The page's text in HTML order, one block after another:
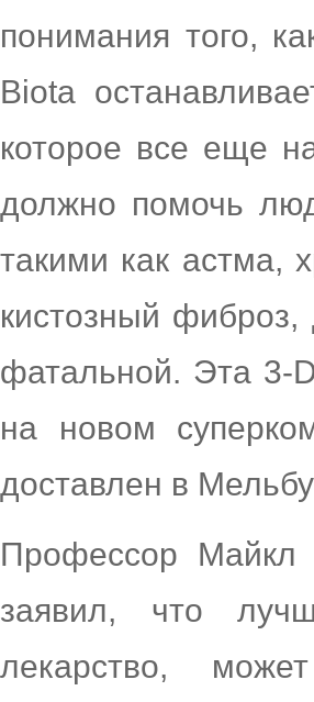
понимания того,
Biota
которое все еще
должно помочь
такими как астма,
кистозный
фатальной. Эта 3-
на новом
доставлен в
Профессор Майкл
заявил, что
лекарство,